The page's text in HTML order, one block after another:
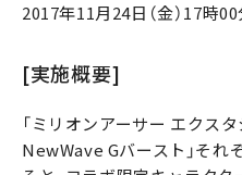
2017年11月24日（金）17時
[実施概要]
「ミリオンアーサー エクスタ
NewWave Gバースト」そ